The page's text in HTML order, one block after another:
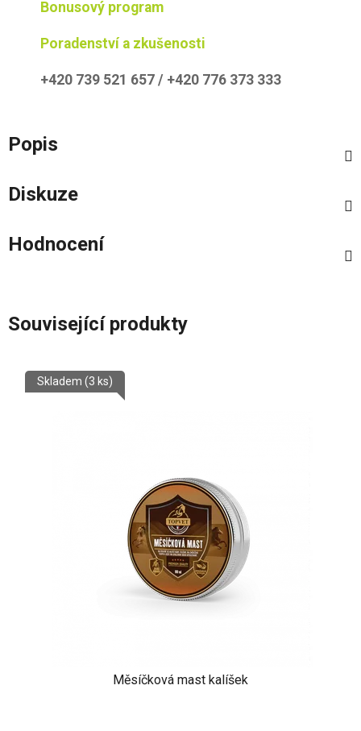
Bonusový program
Poradenství a zkušenosti
+420 739 521 657 / +420 776 373 333
Popis
Diskuze
Hodnocení
Související produkty
Měsíčková mast kalíšek
Skladem (3 ks)